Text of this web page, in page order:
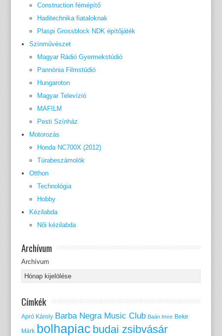
Construction fémépítő
Haditechnika fiataloknak
Plaspi Grossblock NDK építőjáték
Színművészet
Magyar Rádió Gyermekstúdió
Pannónia Filmstúdió
Hungaroton
Magyar Televízió
MAFILM
Pesti Színház
Motorozás
Honda NC700X (2012)
Túrabeszámolók
Otthon
Technológia
Hobby
Kézilabda
Női kézilabda
Archívum
Archívum
Címkék
Apró Károly Barba Negra Music Club Baán Imre Beke
Márk bolhapiac budai zsibvásár